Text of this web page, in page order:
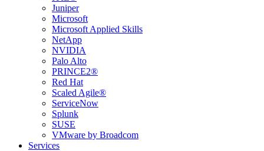
Juniper
Microsoft
Microsoft Applied Skills
NetApp
NVIDIA
Palo Alto
PRINCE2®
Red Hat
Scaled Agile®
ServiceNow
Splunk
SUSE
VMware by Broadcom
Services